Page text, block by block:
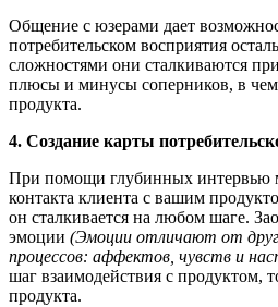
Общение с юзерами дает
потребительском восприятия
сложностями они сталкиваются
плюсы и минусы соперников, в чем
продукта.
4. Создание карты
При помощи глубинных интервью
контакта клиента с вашим
он сталкивается на любом шаге.
эмоции (Эмоции отличают от
процессов: аффектов, чувств и
шаг взаимодействия с продуктом,
продукта.